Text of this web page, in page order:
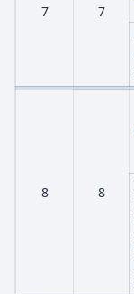
7 7
8 8